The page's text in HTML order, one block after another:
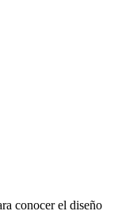
conocer el diseño